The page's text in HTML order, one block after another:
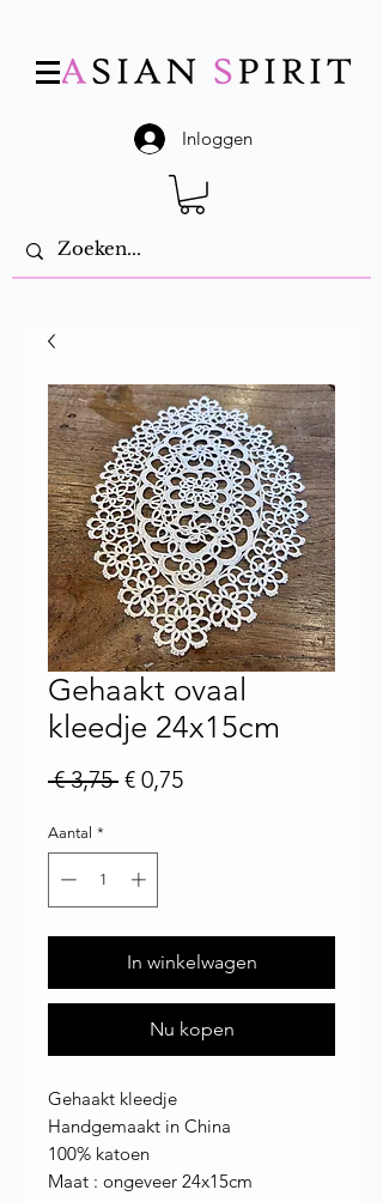
Inloggen
Gehaakt ovaal
kleedje 24x15cm
€ 3,75 Normale prijs
€ 0,75Verkoopprijs
Aantal *
In winkelwagen
Nu kopen
Gehaakt kleedje
Handgemaakt in China
100% katoen
Maat : ongeveer 24x15cm